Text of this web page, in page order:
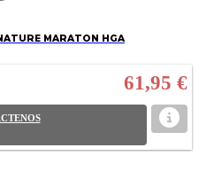
MARATON HGA
61,95 €